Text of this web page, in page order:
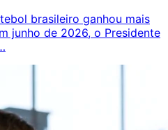
brasileiro ganhou mais
junho de 2026, o Presidente